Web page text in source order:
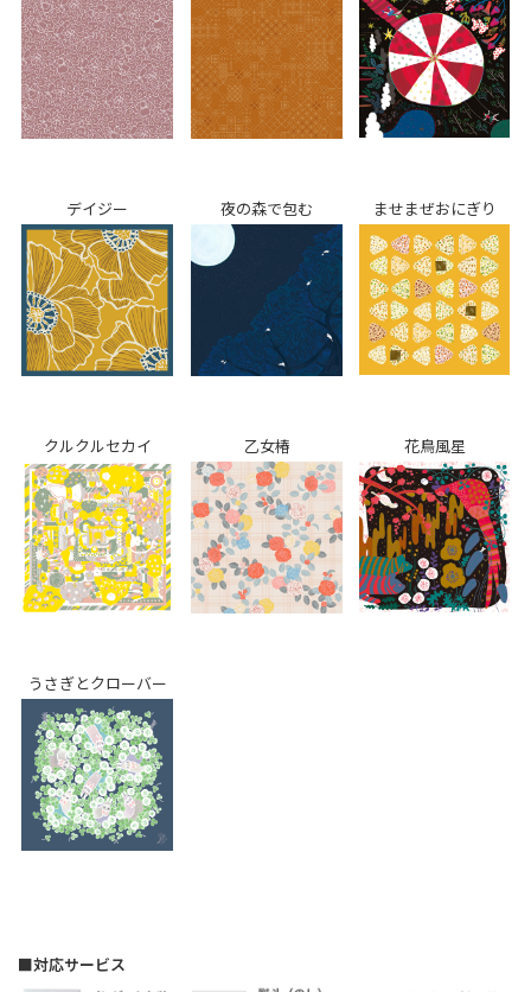
デイジー 夜の森で包む ませまぜおにぎり
クルクルセカイ 乙女椿 花鳥風星
うさぎとクローバー
■対応サービス